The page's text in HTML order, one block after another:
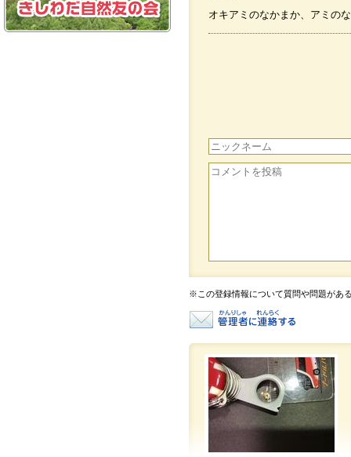
オキアミのなかまか、アミの
※この登録情報について質問や問題があ